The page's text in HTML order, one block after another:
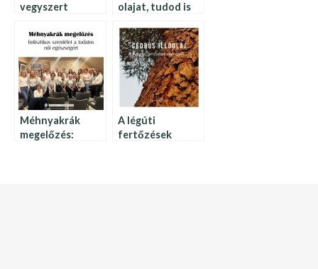
vegyszert
olajat, tudod is
jótékony hatása
van? – erre figyelj
a használatánál!
Méhnyakrák
megelőzés:
A légúti
fertőzések